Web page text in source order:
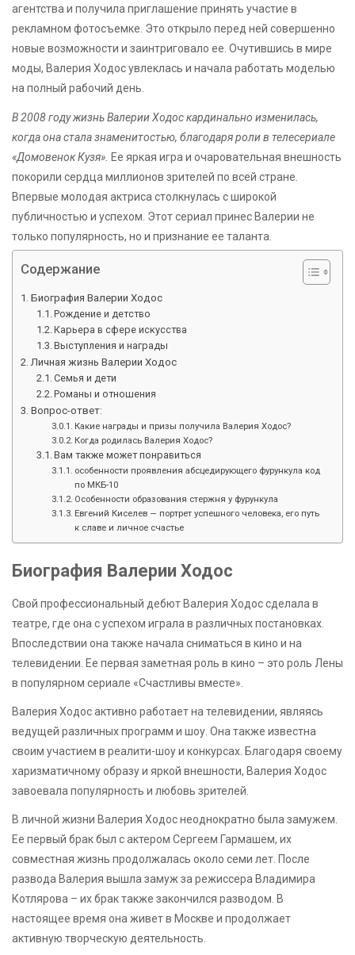
агентства и получила приглашение принять участие в
рекламном фотосъемке. Это открыло перед ней совершенно
новые возможности и заинтриговало ее. Очутившись в мире
моды, Валерия Ходос увлеклась и начала работать моделью
на полный рабочий день.
В 2008 году жизнь Валерии Ходос кардинально изменилась,
когда она стала знаменитостью, благодаря роли в телесериале
«Домовенок Кузя». Ее яркая игра и очаровательная внешность
покорили сердца миллионов зрителей по всей стране.
Впервые молодая актриса столкнулась с широкой
публичностью и успехом. Этот сериал принес Валерии не
только популярность, но и признание ее таланта.
Содержание
Биография Валерии Ходос
Рождение и детство
Карьера в сфере искусства
Выступления и награды
Личная жизнь Валерии Ходос
Семья и дети
Романы и отношения
Вопрос-ответ:
Какие награды и призы получила Валерия Ходос?
Когда родилась Валерия Ходос?
Вам также может понравиться
особенности проявления абсцедирующего фурункула код
по МКБ-10
Особенности образования стержня у фурункула
Евгений Киселев — портрет успешного человека, его путь
к славе и личное счастье
Биография Валерии Ходос
Свой профессиональный дебют Валерия Ходос сделала в
театре, где она с успехом играла в различных постановках.
Впоследствии она также начала сниматься в кино и на
телевидении. Ее первая заметная роль в кино – это роль Лены
в популярном сериале «Счастливы вместе».
Валерия Ходос активно работает на телевидении, являясь
ведущей различных программ и шоу. Она также известна
своим участием в реалити-шоу и конкурсах. Благодаря своему
харизматичному образу и яркой внешности, Валерия Ходос
завоевала популярность и любовь зрителей.
В личной жизни Валерия Ходос неоднократно была замужем.
Ее первый брак был с актером Сергеем Гармашем, их
совместная жизнь продолжалась около семи лет. После
развода Валерия вышла замуж за режиссера Владимира
Котлярова – их брак также закончился разводом. В
настоящее время она живет в Москве и продолжает
активную творческую деятельность.